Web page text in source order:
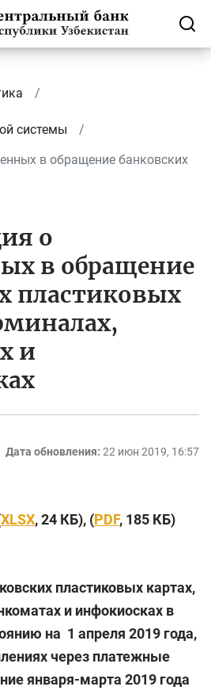
системы
в обращение банковских
о
в обращение
пластиковых
и
Дата обновления: 22 июн 2019, 16:57
XLSX, 24 КБ), (PDF, 185 КБ)
пластиковых картах,
и инфокиосках в
на 1 апреля 2019 года,
через платежные
января-марта 2019 года